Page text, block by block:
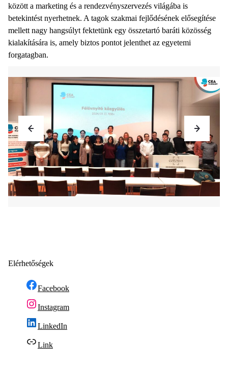
között a marketing és a rendezvényszervezés világába is
betekintést nyerhetnek. A tagok szakmai fejlődésének elősegítése
mellett nagy hangsúlyt fektetünk egy összetartó baráti közösség
kialakítására is, amely biztos pontot jelenthet az egyetemi
forgatagban.
Elérhetőségek
Facebook
Instagram
LinkedIn
Link